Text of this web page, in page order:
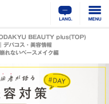
BEAUTY plus(TOP)
パコス・美容情報
れないベースメイク編